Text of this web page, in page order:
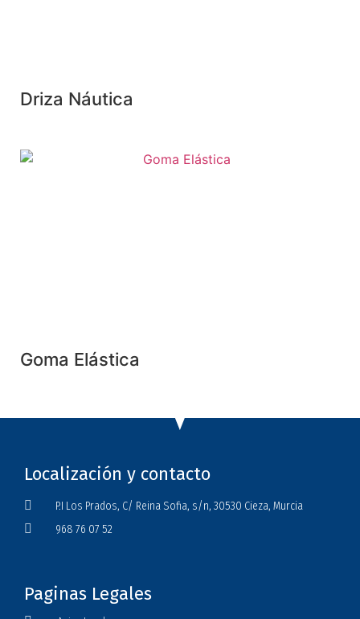
Driza Náutica
Goma Elástica
Localización y contacto
P.I Los Prados, C/ Reina Sofia, s/n, 30530 Cieza, Murcia
968 76 07 52
Paginas Legales